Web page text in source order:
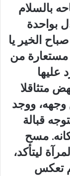
بالسلام
بواحدة
الخير يا
مستعارة من
عليها
متثاقلا
ووجد
قبالة
مسح
ليتأكد،
تعكس